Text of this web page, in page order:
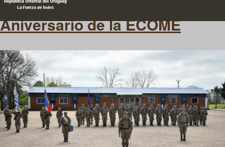
Aniversario de la ECOME